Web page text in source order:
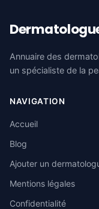
Annuaire des
un spécialiste de la
NAVIGATION
Accueil
Blog
Ajouter un
Mentions légales
Confidentialité